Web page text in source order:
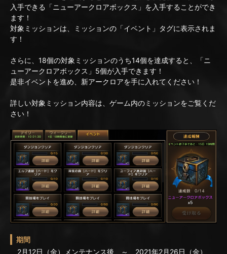
入手できる「ニューアークロアボックス」を入手することができ
ます！
対象ミッションは、ミッションの「イベント」タグに表示されま
す！
さらに、18個の対象ミッションのうち14個を達成すると、「ニ
ューアークロアボックス」5個が入手できます！
是非イベントを進め、新アークロアを手に入れてください！
詳しい対象ミッション内容は、ゲーム内のミッションをご覧くだ
さい！
期間
2月12日（金）メンテナンス後 ～ 2021年2月26日（金）